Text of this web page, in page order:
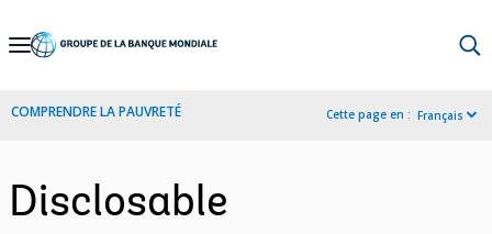
Skip
Navigation
COMPRENDRE LA PAUVRETÉ Cette page en : Français
Disclosable